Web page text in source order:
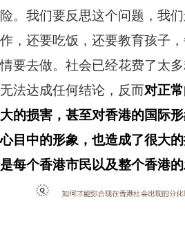
险。我们要反思这个问题，我
作，还要吃饭，还要教育孩子
情要去做。社会已经花费了太
无法达成任何结论，反而对正
大的损害，甚至对香港的国际
心目中的形象，也造成了很大
是每个香港市民以及整个香港的